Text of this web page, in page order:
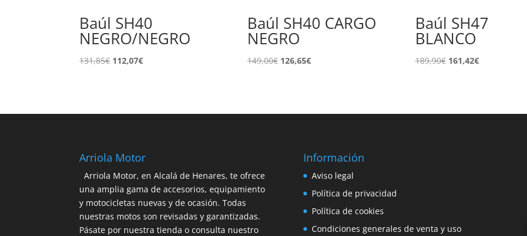
Baúl SH40
NEGRO/NEGRO
131,85€ El
131,85€.
112,07€El
112,07€.
Baúl SH40 CARGO
NEGRO
149,00€ El
149,00€.
126,65€El
126,65€.
Baúl SH47
BLANCO
189,90€ El
189,90€.
161,42€El
161,42€.
Arriola Motor
Arriola Motor, en Alcalá de Henares, te ofrece
una amplia gama de accesorios, equipamiento
y motocicletas nuevas y de ocasión. Todas
nuestras motos son revisadas y garantizadas.
Pásate por nuestra tienda o consulta nuestro
Información
Aviso legal
Política de privacidad
Política de cookies
Condiciones generales de venta y uso